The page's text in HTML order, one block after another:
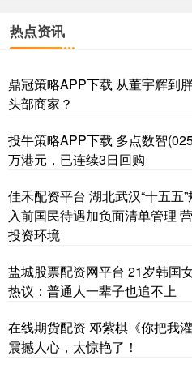
热点资讯
鼎冠策略APP下载 从董宇辉到
头部商家？
投牛策略APP下载 多点数智
万港元，已连续3日回购
佳禾配资平台 湖北武汉“十五五
入前国民待遇加负面清单管理
投资环境
盐城股票配资网平台 21岁韩国
热议：普通人一辈子也追不上
在线期货配资 邓紫棋《你把我
震撼人心，太惊艳了！